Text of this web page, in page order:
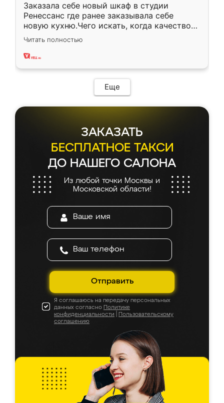
Заказала себе новый шкаф в студии
Ренессанс где ранее заказывала себе
новую кухню.Чего искать, когда качеством
вполне довольна. Служит кухня уже почти
два года, нареканий нет.
Читать полностью
Еще
ЗАКАЗАТЬ
БЕСПЛАТНОЕ ТАКСИ
ДО НАШЕГО САЛОНА
Из любой точки Москвы и
Московской области!
Отправить
Я соглашаюсь на передачу персональных
данных согласно Политике
конфиденциальности
Пользовательскому
соглашению